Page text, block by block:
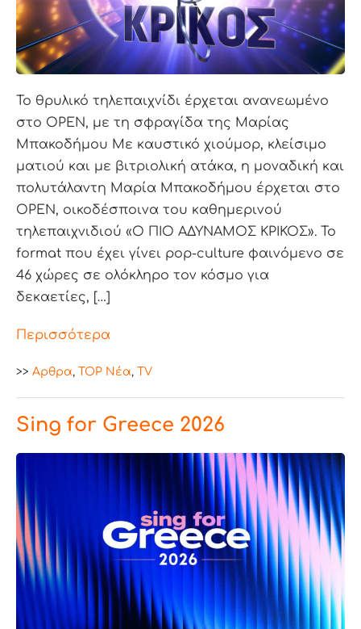
Το θρυλικό τηλεπαιχνίδι έρχεται ανανεωμένο
στο OPEN, με τη σφραγίδα της Μαρίας
Μπακοδήμου Με καυστικό χιούμορ, κλείσιμο
ματιού και με βιτριολική ατάκα, η μοναδική και
πολυτάλαντη Μαρία Μπακοδήμου έρχεται στο
OPEN, οικοδέσποινα του καθημερινού
τηλεπαιχνιδιού «Ο ΠΙΟ ΑΔΥΝΑΜΟΣ ΚΡΙΚΟΣ». Το
format που έχει γίνει pop-culture φαινόμενο σε
46 χώρες σε ολόκληρο τον κόσμο για
δεκαετίες, […]
Περισσότερα
>> Aρθρα, TOP Nέα, TV
Sing for Greece 2026